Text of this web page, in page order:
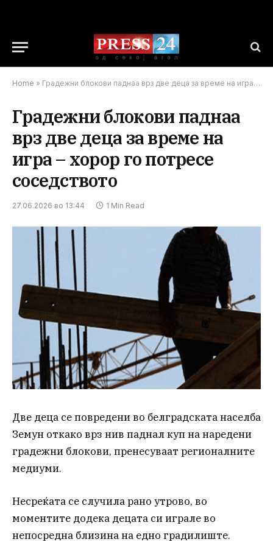
Home » Градежни блокови паднаа врз две деца за време на игра – хорор го потресе соседството
Градежни блокови паднаа
врз две деца за време на
игра – хорор го потресе
соседството
27.06.2026 во 13:44 1 Min Read
Две деца се повредени во белградската населба
Земун откако врз нив паднал куп на наредени
градежни блокови, пренесуваат регионалните
медиуми.
Несреќата се случила рано утрово, во
моментите додека децата си играле во
непосредна близина на едно градилиште.